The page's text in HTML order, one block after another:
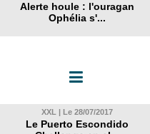
Alerte houle : l'ouragan
Ophélia s'...
XXL | Le 28/07/2017
Le Puerto Escondido